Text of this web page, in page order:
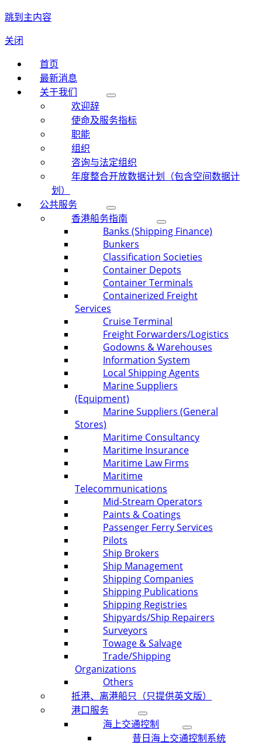
跳到主内容
关闭
首页
最新消息
关于我们
欢迎辞
使命及服务指标
职能
组织
咨询与法定组织
年度整合开放数据计划（包含空间数据计
划）
公共服务
香港船务指南
Banks (Shipping Finance)
Bunkers
Classification Societies
Container Depots
Container Terminals
Containerized Freight
Services
Cruise Terminal
Freight Forwarders/Logistics
Godowns & Warehouses
Information System
Local Shipping Agents
Marine Suppliers
(Equipment)
Marine Suppliers (General
Stores)
Maritime Consultancy
Maritime Insurance
Maritime Law Firms
Maritime
Telecommunications
Mid-Stream Operators
Paints & Coatings
Passenger Ferry Services
Pilots
Ship Brokers
Ship Management
Shipping Companies
Shipping Publications
Shipping Registries
Shipyards/Ship Repairers
Surveyors
Towage & Salvage
Trade/Shipping
Organizations
Others
抵港、离港船只（只提供英文版）
港口服务
海上交通控制
昔日海上交通控制系统